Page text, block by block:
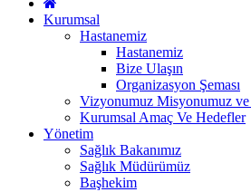
Kurumsal
Hastanemiz
Hastanemiz
Bize Ulaşın
Organizasyon Şeması
Vizyonumuz Misyonumuz
Kurumsal Amaç Ve Hedefler
Yönetim
Sağlık Bakanımız
Sağlık Müdürümüz
Başhekim